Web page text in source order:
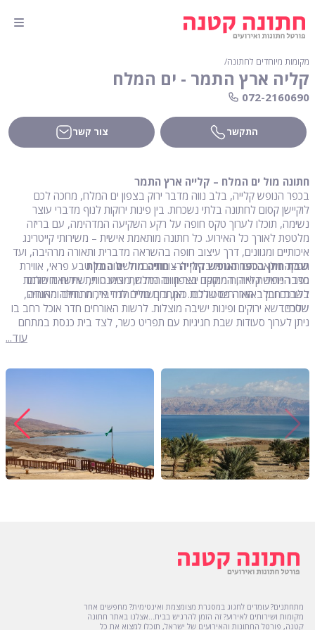
מקומות מיוחדים לחתונה∕
קליה ארץ התמר - ים המלח
072-2160690
התקשר צור קשר
חתונה מול ים המלח – קלייה ארץ התמר
בכפר הנופש קלייה, בלב נווה מדבר ירוק בצפון ים המלח, מחכה לכם
לוקיישן קסום לחתונה בלתי נשכחת. בין פינות ירוקות לנוף מדברי עוצר
נשימה, תוכלו לערוך טקס חופה על רקע השקיעה המדהימה, עם בריזה
מלטפת לאורך כל האירוע. כל חתונה מותאמת אישית – משירותי קייטרינג
איכותיים ומגוונים, דרך עיצוב חופה בהשראה מדברית ותאורה מרהיבה, ועד
הפקה מלאה המותאמת בדיוק לרצונותיכם. השילוב בין טבע פראי, אווירת
מדבר ייחודית ואירוח מוקפד יוצר חוויה מרגשת ורומנטית, שתשאיר חותם
בלבכם ובלב האורחים שלכם. כאן, בין שמיים למדבר, מתחילה האגדה
שלכם.
שבת חתן בכפר הנופש קלייה – חוויה מול ים המלח
כפר הנופש קלייה, הממוקם בצפון ים המלח, מציע חוויית אירוח מושלמת
לשבת חתן באווירה פסטורלית. המתחם כולל חדרי אירוח נוחים ומרווחים,
שטחי דשא ירוקים ופינות ישיבה מוצלות. לרשות האורחים חדר אוכל רחב בו
ניתן לערוך סעודות שבת חגיגיות עם תפריט כשר, לצד בית כנסת במתחם
נעימה, מאורגנת ומלאת משמעות.
עוד...
מתחתנים? עומדים לחגוג במסגרת מצומצמת ואינטימית? מחפשים אחר
מקומות ושירותים לאירוע? זה הזמן להרגיש בבית...אצלנו באתר חתונה
קטנה, פורטל החתונות והאירועים של ישראל, תוכלו למצוא את כל